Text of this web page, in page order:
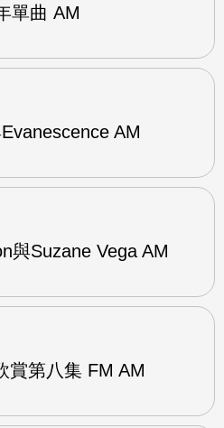
單曲 AM
AM
與Suzane Vega AM
賞第八集 FM AM